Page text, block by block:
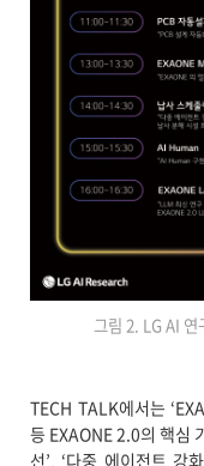
그림 2. LG AI
TECH TALK에서는
등 EXAONE 2.0의 핵심
선’, ‘다중 에이전트 강